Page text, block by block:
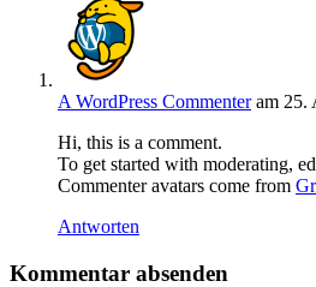
A WordPress Commenter am 25.
Hi, this is a comment.
To get started with moderating,
Commenter avatars come from
Antworten
Kommentar absenden